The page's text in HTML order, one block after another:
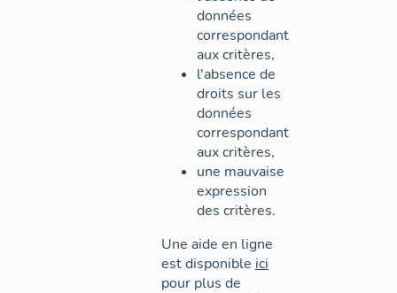
données
correspondant
aux critères,
l'absence de
droits sur les
données
correspondant
aux critères,
une mauvaise
expression
des critères.
Une aide en ligne
est disponible ici
pour plus de